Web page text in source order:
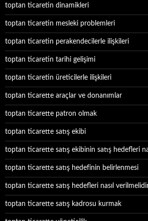
toptan ticaretin dinamikleri
toptan ticaretin mesleki problemleri
toptan ticaretin perakendecilerle ilişkileri
toptan ticaretin tarihi gelişimi
toptan ticaretin üreticilerle ilişkileri
toptan ticarette araçlar ve donanımlar
toptan ticarette patron olmak
toptan ticarette satış ekibi
toptan ticarette satış ekibinin satış hedefleri
toptan ticarette satış hedefinin belirlenmesi
toptan ticarette satış hedefleri nasıl
toptan ticarette satış kadrosu kurmak